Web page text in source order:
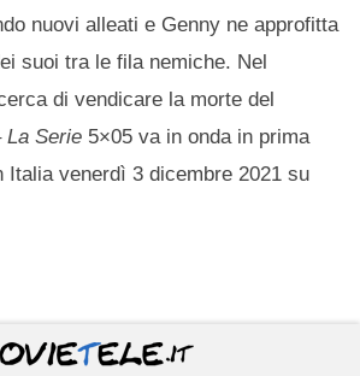
nuovi alleati e Genny ne approfitta
suoi tra le fila nemiche. Nel
di vendicare la morte del
La Serie 5×05 va in onda in prima
Italia venerdì 3 dicembre 2021 su